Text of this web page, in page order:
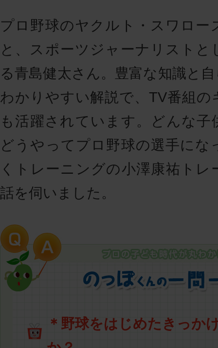
プロ野球のヤクルト・スワロー
と、スポーツジャーナリストと
る青島健太さん。豊富な知識と
わかりやすい解説で、TV番組の
も活躍されています。どんな子
どうやってプロ野球の選手にな
くトレーニングの小澤康祐トレ
話を伺いました。
＊野球をはじめたきっか